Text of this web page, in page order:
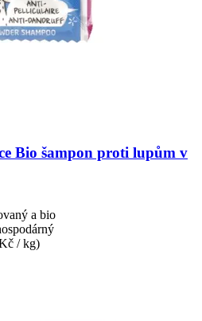
Bio šampon proti lupům v
a bio
/ kg)